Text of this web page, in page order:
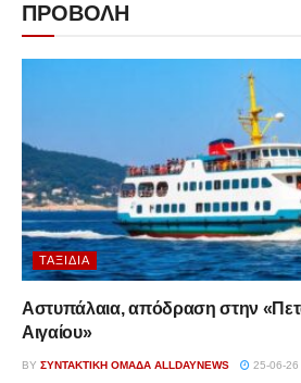
ΠΡΟΒΟΛΗ
ΤΑΞΊΔΙΑ
Αστυπάλαια, απόδραση στην
Αιγαίου»
BY ΣΥΝΤΑΚΤΙΚΉ ΟΜΆΔΑ ALLDAYNEWS 25-06-26